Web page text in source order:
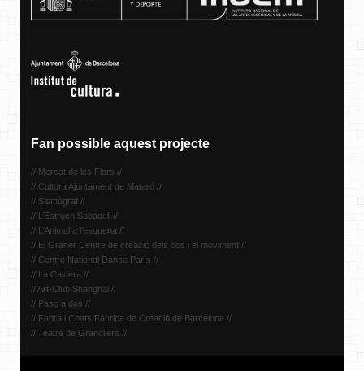
Fan possible aquest projecte
// Mercat de les Flors //
// Cultura Ajuntament de Mataró //
// Sismògraf //
// L’Estruch Sabadell //
// L’Animal a l’esquena //
// El Graner Centre de creació dels cos i el moviment //
// Centre National Danse París //
// La Caldera //
// Art-Club Shanghai //
// Paso a dos //
// Fabra i Coats Fàbrica de Creació de Barcelona //
// Teatre de Granollers //